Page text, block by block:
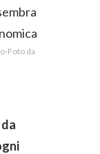
Foto da